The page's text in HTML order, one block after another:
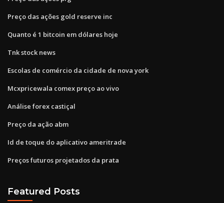
Preço das ações gold reserve inc
Quanto é 1 bitcoin em dólares hoje
Tnk stock news
Escolas de comércio da cidade de nova york
Mcxpricewala comex preço ao vivo
Análise forex castiçal
Preço da ação abm
Id de toque do aplicativo ameritrade
Preços futuros projetados da prata
Featured Posts